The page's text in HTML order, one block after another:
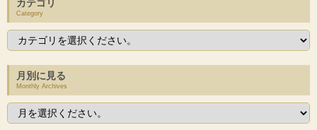
カテゴリ
Category
月別に見る
Monthly Archives